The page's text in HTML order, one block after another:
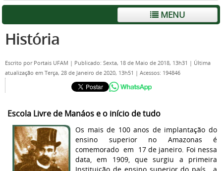
MENU
História
Escrito por Portais UFAM | Publicado: Sexta, 18 de Maio de 2018, 13h31 | Última
atualização em Terça, 28 de Janeiro de 2020, 13h51 | Acessos: 194846
Escola Livre de Manáos e o início de tudo
Os mais de 100 anos de implantação do
ensino superior no Amazonas é
comemorado em 17 de janeiro. Foi nessa
data, em 1909, que surgiu a primeira